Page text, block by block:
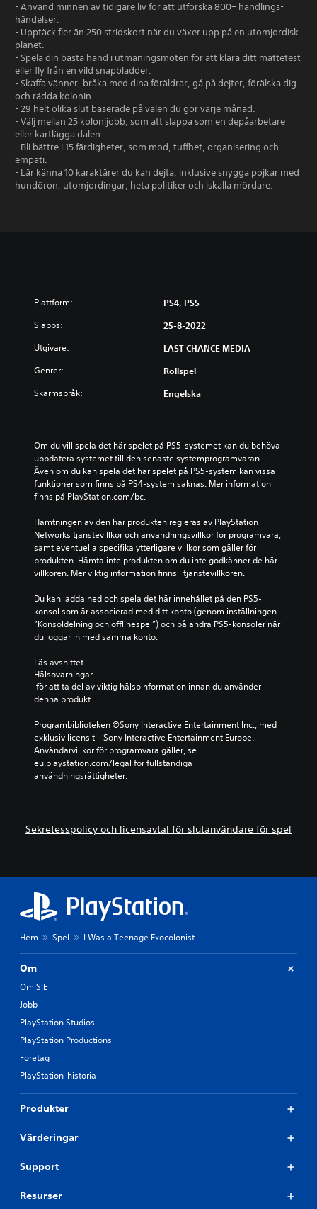
- Använd minnen av tidigare liv för att utforska 800+ handlings-
händelser.
- Upptäck fler än 250 stridskort när du växer upp på en utomjordisk
planet.
- Spela din bästa hand i utmaningsmöten för att klara ditt mattetest
eller fly från en vild snapbladder.
- Skaffa vänner, bråka med dina föräldrar, gå på dejter, förälska dig
och rädda kolonin.
- 29 helt olika slut baserade på valen du gör varje månad.
- Välj mellan 25 kolonijobb, som att slappa som en depåarbetare
eller kartlägga dalen.
- Bli bättre i 15 färdigheter, som mod, tuffhet, organisering och
empati.
- Lär känna 10 karaktärer du kan dejta, inklusive snygga pojkar med
hundöron, utomjordingar, heta politiker och iskalla mördare.
Plattform: PS4, PS5
Släpps: 25-8-2022
Utgivare: LAST CHANCE MEDIA
Genrer: Rollspel
Skärmspråk: Engelska
Om du vill spela det här spelet på PS5-systemet kan du behöva
uppdatera systemet till den senaste systemprogramvaran.
Även om du kan spela det här spelet på PS5-system kan vissa
funktioner som finns på PS4-system saknas. Mer information
finns på PlayStation.com/bc.
Hämtningen av den här produkten regleras av PlayStation
Networks tjänstevillkor och användningsvillkor för programvara,
samt eventuella specifika ytterligare villkor som gäller för
produkten. Hämta inte produkten om du inte godkänner de här
villkoren. Mer viktig information finns i tjänstevillkoren.
Du kan ladda ned och spela det här innehållet på den PS5-
konsol som är associerad med ditt konto (genom inställningen
”Konsoldelning och offlinespel”) och på andra PS5-konsoler när
du loggar in med samma konto.
Läs avsnittet
Hälsovarningar
denna produkt.
Programbiblioteken ©Sony Interactive Entertainment Inc., med
exklusiv licens till Sony Interactive Entertainment Europe.
Användarvillkor för programvara gäller, se
eu.playstation.com/legal för fullständiga
användningsrättigheter.
Sekretesspolicy och licensavtal för slutanvändare för spel
Hem Spel I Was a Teenage Exocolonist
Om
Om SIE
Jobb
PlayStation Studios
PlayStation Productions
Företag
PlayStation-historia
Produkter
Värderingar
Support
Resurser